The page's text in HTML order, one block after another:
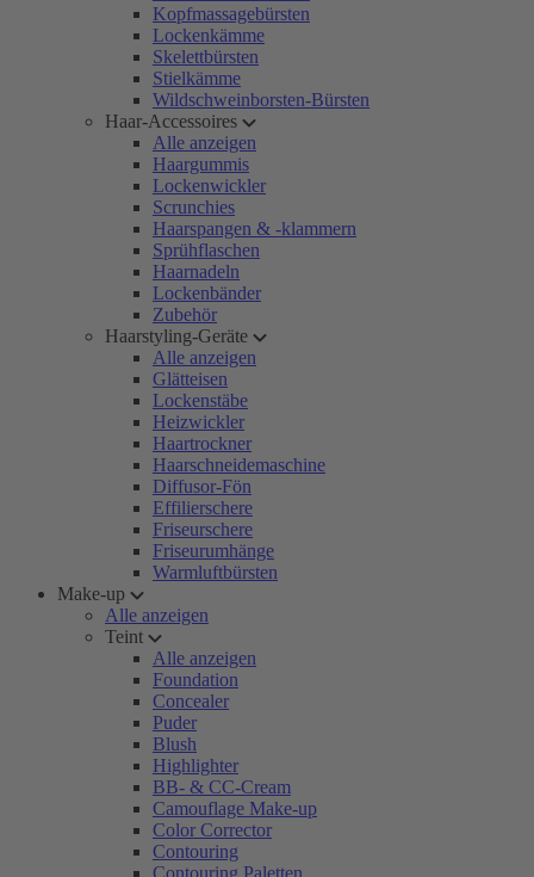
Kopfmassagebürsten
Lockenkämme
Skelettbürsten
Stielkämme
Wildschweinborsten-Bürsten
Haar-Accessoires
Alle anzeigen
Haargummis
Lockenwickler
Scrunchies
Haarspangen & -klammern
Sprühflaschen
Haarnadeln
Lockenbänder
Zubehör
Haarstyling-Geräte
Alle anzeigen
Glätteisen
Lockenstäbe
Heizwickler
Haartrockner
Haarschneidemaschine
Diffusor-Fön
Effilierschere
Friseurschere
Friseurumhänge
Warmluftbürsten
Make-up
Alle anzeigen
Teint
Alle anzeigen
Foundation
Concealer
Puder
Blush
Highlighter
BB- & CC-Cream
Camouflage Make-up
Color Corrector
Contouring
Contouring Paletten